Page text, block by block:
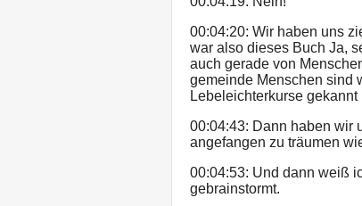
00:04:20: Wir haben uns
war also dieses Buch Ja,
auch gerade von
gemeinde Menschen sind
Lebeleichterkurse gekannt
00:04:43: Dann haben wir
angefangen zu träumen
00:04:53: Und dann weiß
gebrainstormt.